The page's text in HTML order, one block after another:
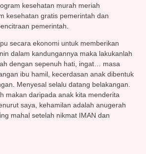
kesehatan murah meriah
kesehatan gratis pemerintah dan
pemerintah.
secara ekonomi untuk memberikan
dalam kandungannya maka lakukanlah
dengan sepenuh hati, ingat… masa
ibu hamil, kecerdasan anak dibentuk
Menyesal selalu datang belakangan.
makan daripada anak kita menderita
saya, kehamilan adalah anugerah
mahal setelah nikmat IMAN dan